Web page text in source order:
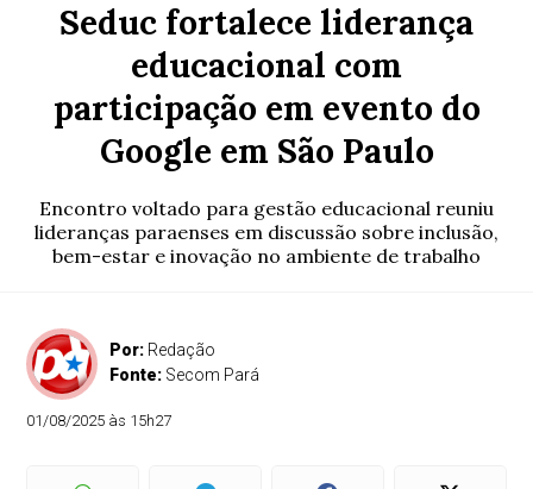
Seduc fortalece liderança
educacional com
participação em evento do
Google em São Paulo
Encontro voltado para gestão educacional reuniu
lideranças paraenses em discussão sobre inclusão,
bem-estar e inovação no ambiente de trabalho
Por: Redação
Fonte: Secom Pará
01/08/2025 às 15h27